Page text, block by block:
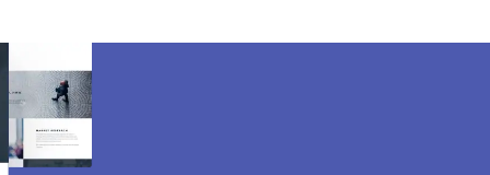
Création de site internet